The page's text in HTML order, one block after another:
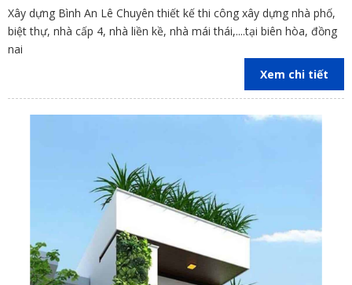
Xây dựng Bình An Lê Chuyên thiết kế thi công xây dựng nhà phố,
biệt thự, nhà cấp 4, nhà liền kề, nhà mái thái,....tại biên hòa, đồng
nai
Xem chi tiết